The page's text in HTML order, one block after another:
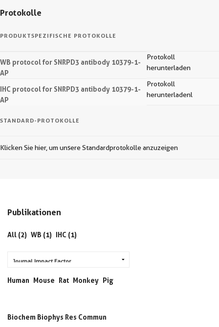
Protokolle
PRODUKTSPEZIFISCHE PROTOKOLLE
WB protocol for SNRPD3 antibody 10379-1-
AP
Protokoll
herunterladen
IHC protocol for SNRPD3 antibody 10379-1-
AP
Protokoll
herunterladenl
STANDARD-PROTOKOLLE
Klicken Sie hier, um unsere Standardprotokolle anzuzeigen
Publikationen
All (2) WB (1) IHC (1)
Human Mouse Rat Monkey Pig
Biochem Biophys Res Commun